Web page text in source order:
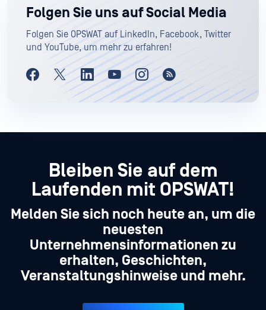
Folgen Sie uns auf Social Media
Folgen Sie OPSWAT auf LinkedIn, Facebook, Twitter
und YouTube, um mehr zu erfahren!
Bleiben Sie auf dem
Laufenden mit OPSWAT!
Melden Sie sich noch heute an, um die
neuesten
Unternehmensinformationen zu
erhalten, Geschichten,
Veranstaltungshinweise und mehr.